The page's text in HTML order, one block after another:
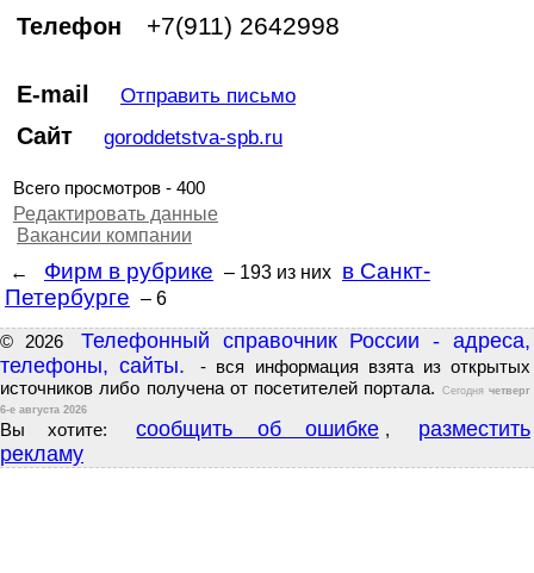
Телефон +7(911) 2642998
E-mail Отправить письмо
Сайт goroddetstva-spb.ru
Всего просмотров - 400
Редактировать данные
Вакансии компании
←
Фирм в рубрике – 193 из них в Санкт-
Петербурге – 6
© 2026
Телефонный справочник России - адреса,
телефоны, сайты.
- вся информация взята из открытых
источников либо получена от посетителей портала.
Сегоднячетверг
6-е августа 2026
Вы хотите: сообщить об ошибке ,
разместить
рекламу